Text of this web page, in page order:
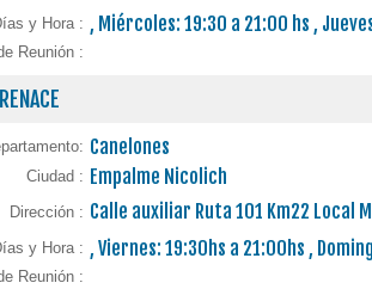
y Hora : , Miércoles: 19:30 a 21:00 hs ,
Reunión :
Canelones
Ciudad : Empalme Nicolich
Dirección : Calle auxiliar Ruta 101 Km22
y Hora : , Viernes: 19:30hs a 21:00hs ,
Reunión :